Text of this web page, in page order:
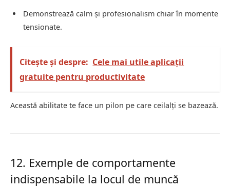
Demonstrează calm și profesionalism chiar în momente
tensionate.
Citește și despre: Cele mai utile aplicații
gratuite pentru productivitate
Această abilitate te face un pilon pe care ceilalți se bazează.
12. Exemple de comportamente
indispensabile la locul de muncă